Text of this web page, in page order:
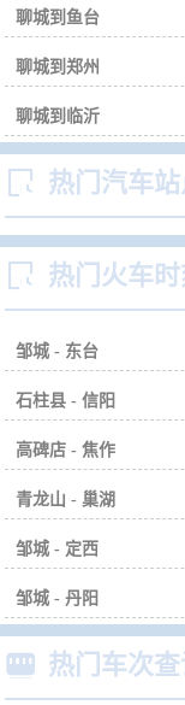
聊城到鱼台
聊城到郑州
聊城到临沂
 热门汽车
 热门火车
邹城 - 东台
石柱县 - 信阳
高碑店 - 焦作
青龙山 - 巢湖
邹城 - 定西
邹城 - 丹阳
 热门车次查